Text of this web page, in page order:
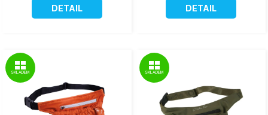
DETAIL DETAIL
SKLADEM SKLADEM